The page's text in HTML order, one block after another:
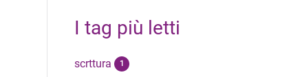
I tag più letti
scrttura 1